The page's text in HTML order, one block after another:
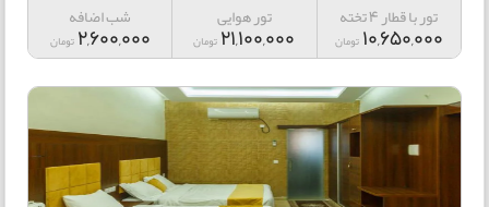
تور با قطار 4 تخته
10,650,000 تومان
تور هوایی
21,100,000تومان
شب اضافه
2,600,000 تومان